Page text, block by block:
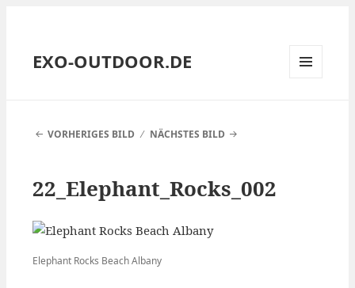
EXO-OUTDOOR.DE
VORHERIGES BILD
NÄCHSTES BILD
22_Elephant_Rocks_002
Elephant Rocks Beach Albany